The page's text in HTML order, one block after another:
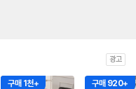
광고
구매 1천+ 구매 920+